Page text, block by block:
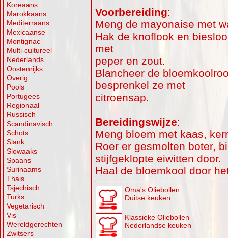
Koreaans
Marokkaans
Mediterraans
Mexicaanse
Montignac
Multi-cultureel
Nederlands
Oostenrijks
Overig
Pools
Portugees
Regionaal
Russisch
Scandinavisch
Schots
Slank
Slowaaks
Spaans
Surinaams
Thais
Tsjechisch
Turks
Vegetarisch
Vis
Wereldgerechten
Zwitsers
Voorbereiding:
Meng de mayonaise met
Hak de knoflook en
met
peper en zout.
Blancheer de
besprenkel ze met
citroensap.
Bereidingswijze:
Meng bloem met kaas,
Roer er gesmolten boter,
stijfgeklopte eiwitten door.
Haal de bloemkool door
Oma's Oliebollen
Duitse keuken
Klassieke Oliebollen
Nederlandse keuken